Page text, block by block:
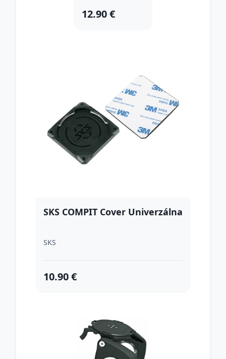
12.90 €
SKS COMPIT Cover Univerzálna
SKS
10.90 €